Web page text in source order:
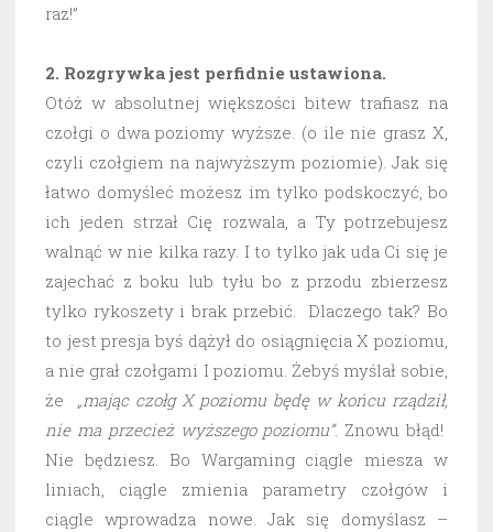
raz!”
2. Rozgrywka jest perfidnie ustawiona.
Otóż w absolutnej większości bitew trafiasz na
czołgi o dwa poziomy wyższe. (o ile nie grasz X,
czyli czołgiem na najwyższym poziomie). Jak się
łatwo domyśleć możesz im tylko podskoczyć, bo
ich jeden strzał Cię rozwala, a Ty potrzebujesz
walnąć w nie kilka razy. I to tylko jak uda Ci się je
zajechać z boku lub tyłu bo z przodu zbierzesz
tylko rykoszety i brak przebić. Dlaczego tak? Bo
to jest presja byś dążył do osiągnięcia X poziomu,
a nie grał czołgami I poziomu. Żebyś myślał sobie,
że „mając czołg X poziomu będę w końcu rządził,
nie ma przecież wyższego poziomu”. Znowu błąd!
Nie będziesz. Bo Wargaming ciągle miesza w
liniach, ciągle zmienia parametry czołgów i
ciągle wprowadza nowe. Jak się domyślasz –